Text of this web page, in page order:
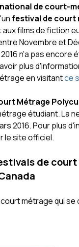
de court-
festival de court
films de fiction
Novembre et
n'a pas encore
plus
en visitantce
Métrage
étudiant. La
2016. Pour plus
le site officiel.
de
métrage qui se